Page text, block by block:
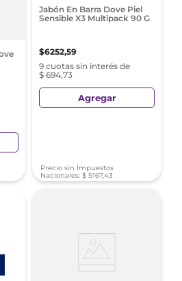
Jabón En Barra Dove Piel
Sensible X3 Multipack 90 G
$6252,59
9 cuotas sin interés de
$ 694,73
Agregar
Precio sin Impuestos
Nacionales: $ 5167,43